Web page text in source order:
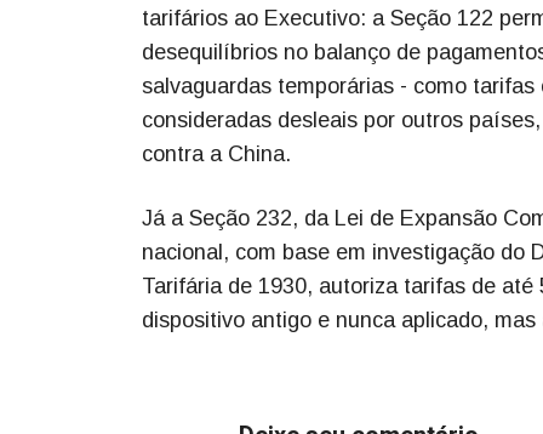
tarifários ao Executivo: a Seção 122
desequilíbrios no balanço de
salvaguardas temporárias - como
consideradas desleais por outros
contra a China.
Já a Seção 232, da Lei de Expansão
nacional, com base em investigação do
Tarifária de 1930, autoriza tarifas de
dispositivo antigo e nunca aplicado,